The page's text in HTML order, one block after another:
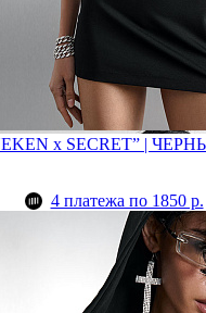
x SECRET” |
4 платежа по 1850 р.